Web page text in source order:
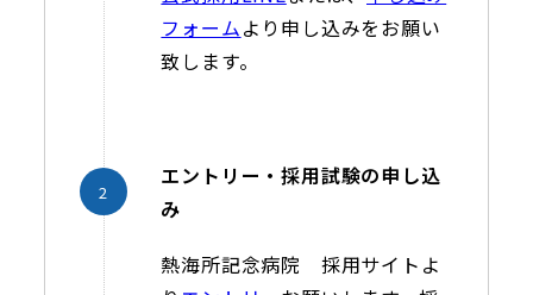
フォームより申し込みをお願い
致します。
エントリー・採用試験の申し込
み
熱海所記念病院 採用サイトよ